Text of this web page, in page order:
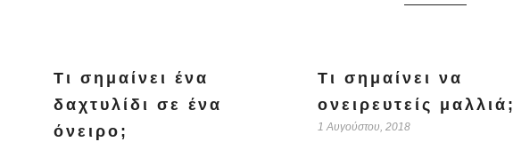
Τι σημαίνει ένα
δαχτυλίδι σε ένα
όνειρο;
Τι σημαίνει να
ονειρευτείς μαλλιά;
1 Αυγούστου, 2018